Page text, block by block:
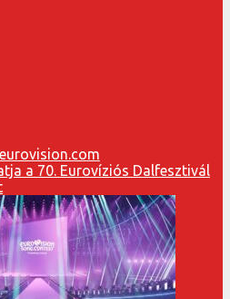
a 70. Eurovíziós Dalfesztivál